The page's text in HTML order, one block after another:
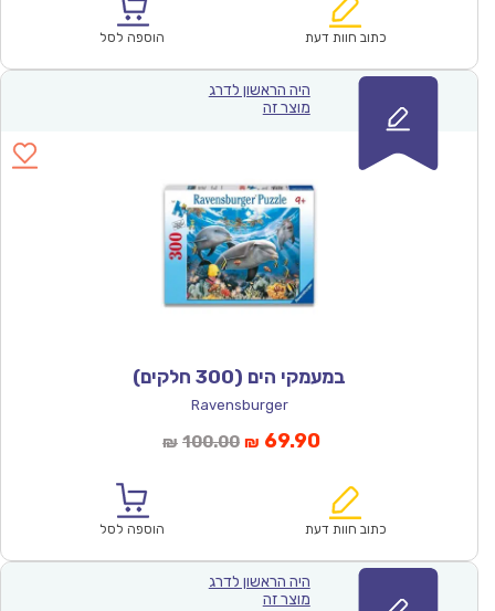
₪71.00.
הוא:
כתוב חוות דעת הוספה לסל
היה הראשון לדרג
מוצר זה
במעמקי הים (300 חלקים)
Ravensburger
₪ 100.00המחיר
₪100.00.
₪ 69.90המחיר
הוא:
כתוב חוות דעת הוספה לסל
היה הראשון לדרג
מוצר זה